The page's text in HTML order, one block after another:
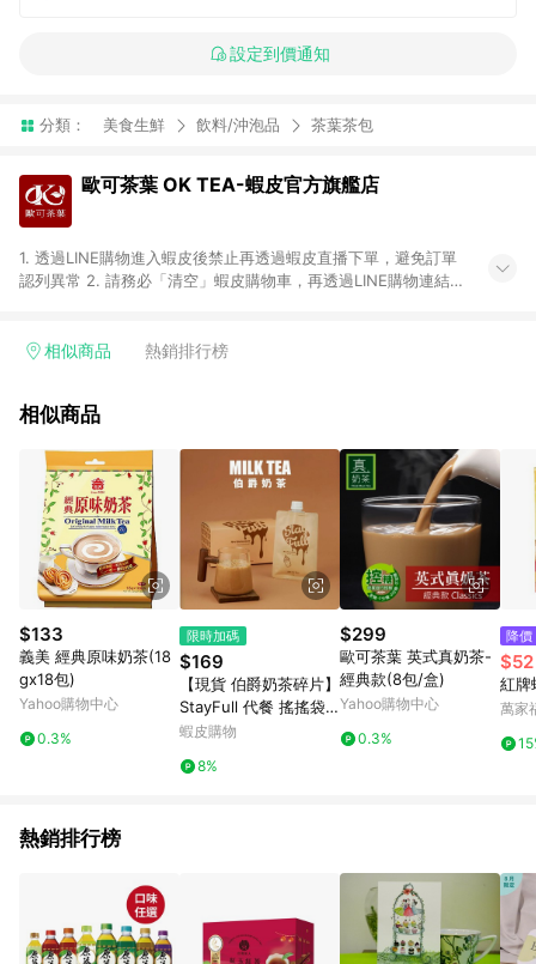
設定到價通知
分類： 美食生鮮 飲料/沖泡品 茶葉茶包
歐可茶葉 OK TEA-蝦皮官方旗艦店
1. 透過LINE購物進入蝦皮後禁止再透過蝦皮直播下單，避免訂單
認列異常 2. 請務必「清空」蝦皮購物車，再透過LINE購物連結至
交易後，想下第二張訂單，請重新從LINE購物連結至蝦皮商店進
隸屬於蝦皮商城，點數回饋請依照「蝦皮超市」商店頁為主。 6.
主。 7. 點數回饋將依照蝦皮提供扣除折價券、運費與蝦幣後之最
終金額進行計算。 8. 同一商品品項(即便不同尺寸規格)，皆會計
入同一筆返點上限進行計算 9. 用戶需於同一瀏覽器進行交易（若
自動跳轉 APP，請在 APP交易）。 10. 若使用不同物流或付款方
式，將拆分成不同筆訂單編號發送通知。 11. 若使用折價券折抵，
可能會有攤提折抵導致訂單金額些微落差 12. 蝦皮會將LINE的導
購跳轉紀錄與蝦皮的會員ID進行綁定，若後續七天內未透過其他
媒體來源導入蝦皮官網，則七天內於該蝦皮帳號下訂的首筆訂單
會被蝦皮認列為該LINE用戶導購跳轉時所成立之訂單。 13. 若同
一用戶使用一個以上蝦皮帳號透過LINE購物進行導購，將可能導
致無法收到導購通知，亦可能無法收到點數，再請留意。 14. 請
注意以下行為將可能導致無法取得 LINE POINTS 點數回饋資格：
使用非指定之途徑及方式完成交易，或經由蝦皮系統判斷點擊路
徑不符合回饋資格或規則者。 15. 若有贈點爭議，請務必於訂單
LINE購物訂單紀錄已呈現：「非本次前往蝦皮商店之品項，不符
合回饋資格」，則不受理此案件。 [注意事項] 1.如導購途中用戶
由網頁版(電腦版/手機版網頁)切換為 App 會造成追蹤中斷而無法
進行 LINE POINTS 回饋 2.若購買過程中關閉蝦皮APP，則需重
新透過LINE購物前往蝦皮商城，否則無法進行LINE POINTS 回
饋。 / 3.如用戶先前往蝦皮商城將商品加入購物車，後續透過
相似商品 熱銷排行榜
相似商品
$133
義美 經典原味奶茶(18
gx18包)
Yahoo購物中心
0.3%
限時加碼
$169
【現貨 伯爵奶茶碎片】
StayFull 代餐 搖搖袋
餐 代餐奶昔 搖搖飲 官
檢驗 伯爵奶茶碎片
蝦皮購物
8%
$299
歐可茶葉 英式真奶茶-
經典款(8包/盒)
Yahoo購物中心
0.3%
降價
$52
紅牌
萬家
熱銷排行榜